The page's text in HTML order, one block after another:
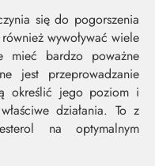
NATURY
się do pogorszenia
wywoływać wiele
mieć bardzo poważne
jest przeprowadzanie
określić jego poziom i
działania. To z
na optymalnym